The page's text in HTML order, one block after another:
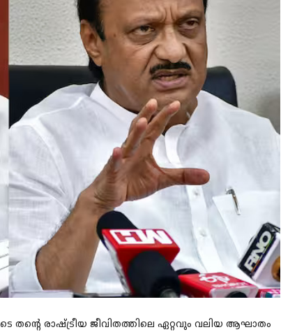
തന്റെ രാഷ്ട്രീയ ജീവിതത്തിലെ ഏറ്റവും വലിയ ആഘാതം